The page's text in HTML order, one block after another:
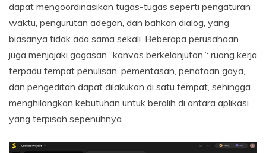
dapat mengoordinasikan tugas-tugas seperti pengaturan
waktu, pengurutan adegan, dan bahkan dialog, yang
biasanya tidak ada sama sekali. Beberapa perusahaan
juga menjajaki gagasan “kanvas berkelanjutan”: ruang kerja
terpadu tempat penulisan, pementasan, penataan gaya,
dan pengeditan dapat dilakukan di satu tempat, sehingga
menghilangkan kebutuhan untuk beralih di antara aplikasi
yang terpisah sepenuhnya.